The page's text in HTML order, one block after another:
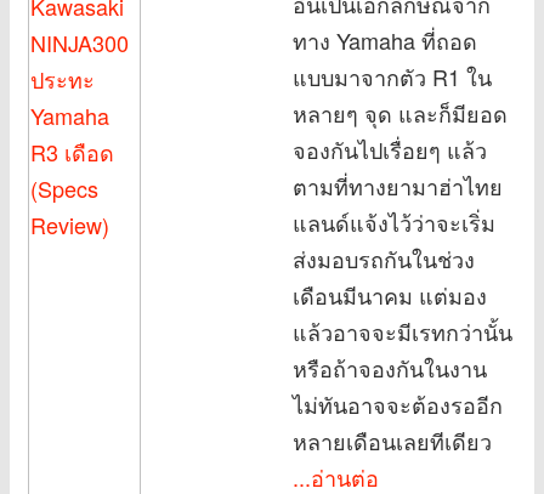
ทาง Yamaha ที่ถอด
แบบมาจากตัว R1 ใน
หลายๆ จุด และก็มียอด
จองกันไปเรื่อยๆ แล้ว
ตามที่ทางยามาฮ่าไทย
แลนด์แจ้งไว้ว่าจะเริ่ม
ส่งมอบรถกันในช่วง
เดือนมีนาคม แต่มอง
แล้วอาจจะมีเรทกว่านั้น
หรือถ้าจองกันในงาน
ไม่ทันอาจจะต้องรออีก
หลายเดือนเลยทีเดียว
...อ่านต่อ